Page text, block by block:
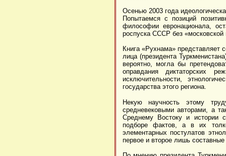
Осенью 2003 года
Попытаемся с позиций
философии евронационала,
роспуска СССР без «московской
Книга «Рухнама» представляет
лица (президента
вероятно, могла бы
оправдания диктаторских
исключительности,
государства этого региона.
Некую научность этому
средневековыми авторами, а
Среднему Востоку и истории
подборе фактов, а в их
элементарных постулатов
первое и второе лишь составные